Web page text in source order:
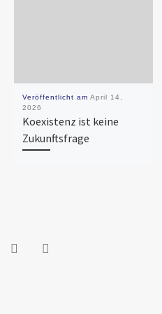
Veröffentlicht am April 14,
2026
Koexistenz ist keine
Zukunftsfrage